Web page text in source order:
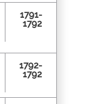
1791-
1792
1792-
1792